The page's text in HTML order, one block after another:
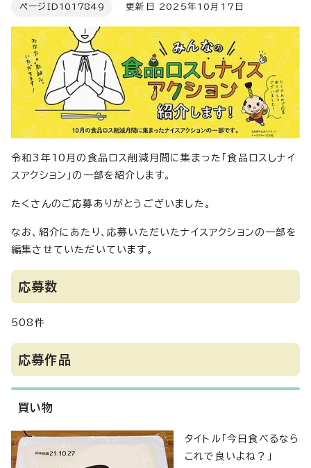
ページID 1017849 更新日 2025年10月17日
令和3年10月の食品ロス削減月間に集まった「食品ロスしナイ
スアクション」の一部を紹介します。
たくさんのご応募ありがとうございました。
なお、紹介にあたり、応募いただいたナイスアクションの一部を
編集させていただいています。
応募数
508件
応募作品
買い物
タイトル「今日食べるなら
これで良いよね？」